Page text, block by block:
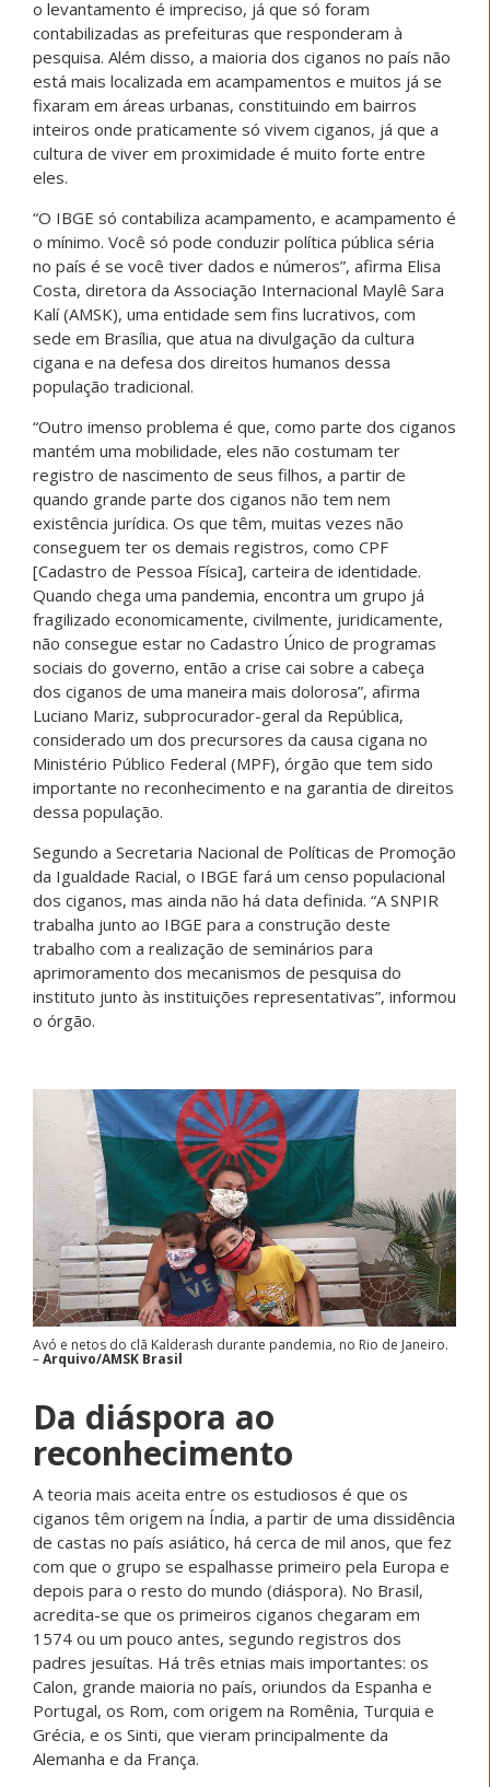
o levantamento é impreciso, já que só foram
contabilizadas as prefeituras que responderam à
pesquisa. Além disso, a maioria dos ciganos no país não
está mais localizada em acampamentos e muitos já se
fixaram em áreas urbanas, constituindo em bairros
inteiros onde praticamente só vivem ciganos, já que a
cultura de viver em proximidade é muito forte entre
eles.
“O IBGE só contabiliza acampamento, e acampamento é
o mínimo. Você só pode conduzir política pública séria
no país é se você tiver dados e números”, afirma Elisa
Costa, diretora da Associação Internacional Maylê Sara
Kalí (AMSK), uma entidade sem fins lucrativos, com
sede em Brasília, que atua na divulgação da cultura
cigana e na defesa dos direitos humanos dessa
população tradicional.
“Outro imenso problema é que, como parte dos ciganos
mantém uma mobilidade, eles não costumam ter
registro de nascimento de seus filhos, a partir de
quando grande parte dos ciganos não tem nem
existência jurídica. Os que têm, muitas vezes não
conseguem ter os demais registros, como CPF
[Cadastro de Pessoa Física], carteira de identidade.
Quando chega uma pandemia, encontra um grupo já
fragilizado economicamente, civilmente, juridicamente,
não consegue estar no Cadastro Único de programas
sociais do governo, então a crise cai sobre a cabeça
dos ciganos de uma maneira mais dolorosa”, afirma
Luciano Mariz, subprocurador-geral da República,
considerado um dos precursores da causa cigana no
Ministério Público Federal (MPF), órgão que tem sido
importante no reconhecimento e na garantia de direitos
dessa população.
Segundo a Secretaria Nacional de Políticas de Promoção
da Igualdade Racial, o IBGE fará um censo populacional
dos ciganos, mas ainda não há data definida. “A SNPIR
trabalha junto ao IBGE para a construção deste
trabalho com a realização de seminários para
aprimoramento dos mecanismos de pesquisa do
instituto junto às instituições representativas”, informou
o órgão.
Avó e netos do clã Kalderash durante pandemia, no Rio de Janeiro.
–Arquivo/AMSK Brasil
Da diáspora ao
reconhecimento
A teoria mais aceita entre os estudiosos é que os
ciganos têm origem na Índia, a partir de uma dissidência
de castas no país asiático, há cerca de mil anos, que fez
com que o grupo se espalhasse primeiro pela Europa e
depois para o resto do mundo (diáspora). No Brasil,
acredita-se que os primeiros ciganos chegaram em
1574 ou um pouco antes, segundo registros dos
padres jesuítas. Há três etnias mais importantes: os
Calon, grande maioria no país, oriundos da Espanha e
Portugal, os Rom, com origem na Romênia, Turquia e
Grécia, e os Sinti, que vieram principalmente da
Alemanha e da França.